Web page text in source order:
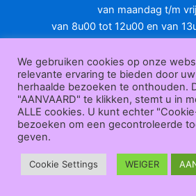
van maandag t/m
van 8u00 tot 12u00 en van
Over
ons|Bedrijfsgegevens| F.A.Q.|
ending | Retourneren|Herroepingsrecht
ederverkoop|Bedrukken
Algemene voorwaarden
Maxisafety.nl ©
We gebruiken cookies op onze
relevante ervaring te bieden door
herhaalde bezoeken te onthouden.
"AANVAARD" te klikken, stemt u in
ALLE cookies. U kunt echter
bezoeken om een gecontroleerde
geven.
Cookie Settings WEIGER